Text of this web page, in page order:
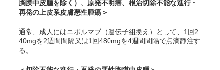
胸膜中皮腫を除く）、原発不明癌、根治切除不能な進行・
再発の上皮系皮膚悪性腫瘍＞
通常、成人にはニボルマブ（遺伝子組換え）として、1回2
40mgを2週間間隔又は1回480mgを4週間間隔で点滴静注す
る。